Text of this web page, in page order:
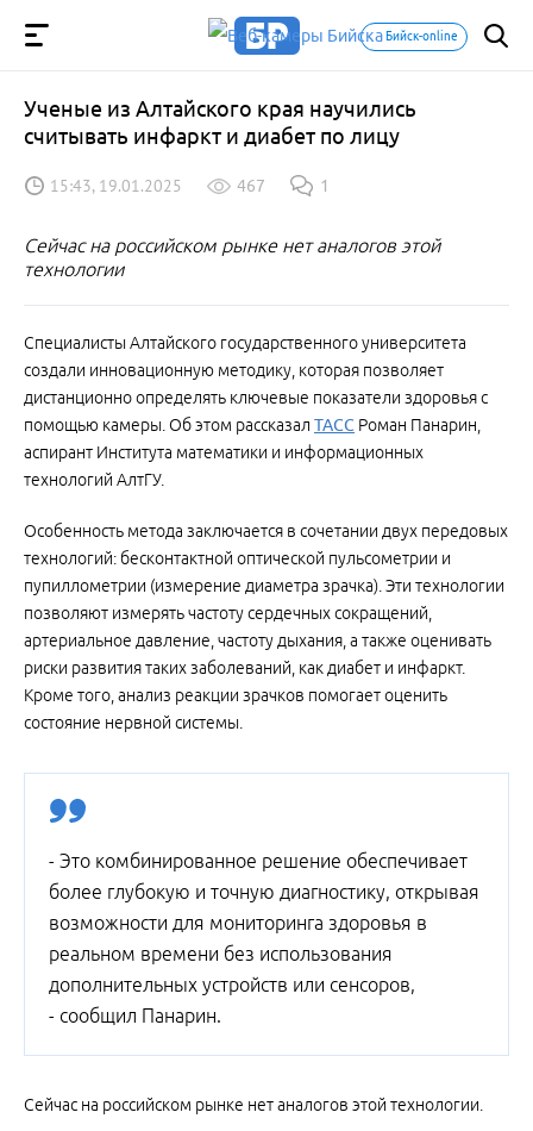
Бийск-online
Ученые из Алтайского края научились
считывать инфаркт и диабет по лицу
15:43, 19.01.2025 467 1
Сейчас на российском рынке нет аналогов этой
технологии
Специалисты Алтайского государственного университета
создали инновационную методику, которая позволяет
дистанционно определять ключевые показатели здоровья с
помощью камеры. Об этом рассказал ТАСС Роман Панарин,
аспирант Института математики и информационных
технологий АлтГУ.
Особенность метода заключается в сочетании двух передовых
технологий: бесконтактной оптической пульсометрии и
пупиллометрии (измерение диаметра зрачка). Эти технологии
позволяют измерять частоту сердечных сокращений,
артериальное давление, частоту дыхания, а также оценивать
риски развития таких заболеваний, как диабет и инфаркт.
Кроме того, анализ реакции зрачков помогает оценить
состояние нервной системы.
- Это комбинированное решение обеспечивает
более глубокую и точную диагностику, открывая
возможности для мониторинга здоровья в
реальном времени без использования
дополнительных устройств или сенсоров,
- сообщил Панарин.
Сейчас на российском рынке нет аналогов этой технологии.